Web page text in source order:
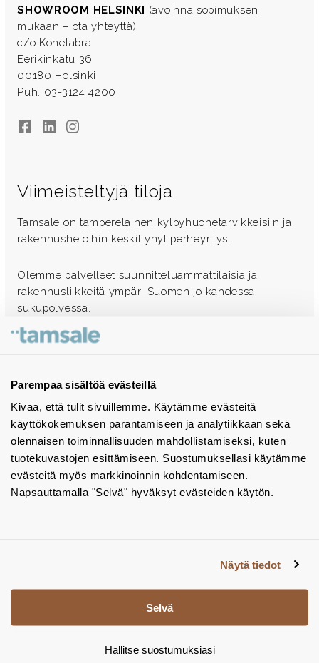
Parempaa sisältöä evästeillä
Kivaa, että tulit sivuillemme. Käytämme evästeitä
käyttökokemuksen parantamiseen ja analytiikkaan sekä
olennaisen toiminnallisuuden mahdollistamiseksi, kuten
tuotekuvastojen esittämiseen. Suostumuksellasi käytämme
evästeitä myös markkinoinnin kohdentamiseen.
Napsauttamalla "Selvä" hyväksyt evästeiden käytön.
Näytä tiedot
Selvä
Hallitse suostumuksiasi
SHOWROOM HELSINKI (avoinna sopimuksen
mukaan – ota yhteyttä)
c/o Konelabra
Eerikinkatu 36
00180 Helsinki
Puh. 03-3124 4200
FacebookLinkedInInstagram
Viimeisteltyjä tiloja
Tamsale on tamperelainen kylpyhuonetarvikkeisiin ja
rakennusheloihin keskittynyt perheyritys.
Olemme palvelleet suunnitteluammattilaisia ja
rakennusliikkeitä ympäri Suomen jo kahdessa
sukupolvessa.
Ota yhteyttä - autamme mielellämme
Tuotekuvastot
Instagram
BIM-objektit
Yhteystiedot
Tiedotteet